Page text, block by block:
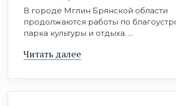
В городе Мглин Брянской области
продолжаются работы по
парка культуры и отдыха. ...
Читать далее